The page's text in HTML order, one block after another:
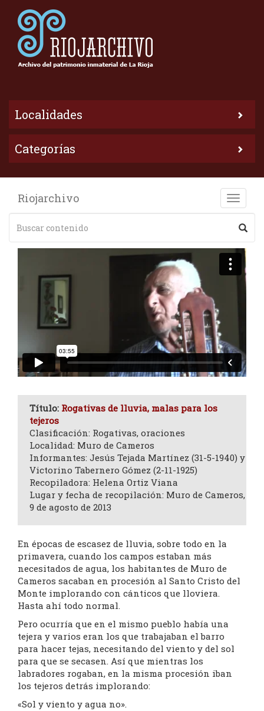
Localidades
Categorías
Toggle
Riojarchivo
Título: Rogativas de lluvia, malas para los
tejeros
Clasificación: Rogativas, oraciones
Localidad: Muro de Cameros
Informantes: Jesús Tejada Martínez (31-5-1940) y
Victorino Tabernero Gómez (2-11-1925)
Recopiladora: Helena Ortiz Viana
Lugar y fecha de recopilación: Muro de Cameros,
9 de agosto de 2013
En épocas de escasez de lluvia, sobre todo en la
primavera, cuando los campos estaban más
necesitados de agua, los habitantes de Muro de
Cameros sacaban en procesión al Santo Cristo del
Monte implorando con cánticos que lloviera.
Hasta ahí todo normal.
Pero ocurría que en el mismo pueblo había una
tejera y varios eran los que trabajaban el barro
para hacer tejas, necesitando del viento y del sol
para que se secasen. Así que mientras los
labradores rogaban, en la misma procesión iban
los tejeros detrás implorando:
«Sol y viento y agua no».